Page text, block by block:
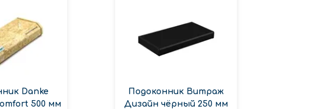
Danke
500 мм
Подоконник Витраж
Дизайн чёрный 250 мм